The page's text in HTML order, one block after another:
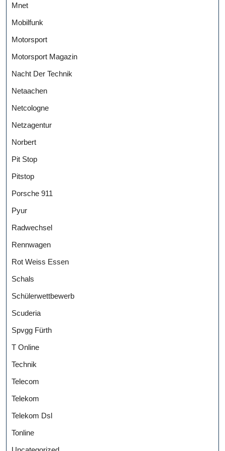
Mnet
Mobilfunk
Motorsport
Motorsport Magazin
Nacht Der Technik
Netaachen
Netcologne
Netzagentur
Norbert
Pit Stop
Pitstop
Porsche 911
Pyur
Radwechsel
Rennwagen
Rot Weiss Essen
Schals
Schülerwettbewerb
Scuderia
Spvgg Fürth
T Online
Technik
Telecom
Telekom
Telekom Dsl
Tonline